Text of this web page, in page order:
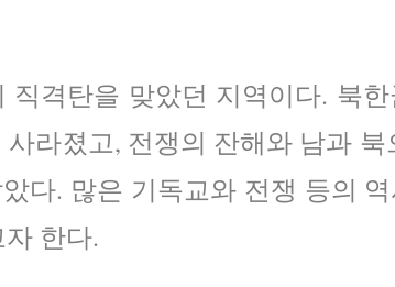
격탄을 맞았던 지역이다. 북
라졌고, 전쟁의 잔해와 남과
다. 많은 기독교와 전쟁 등의
한다.